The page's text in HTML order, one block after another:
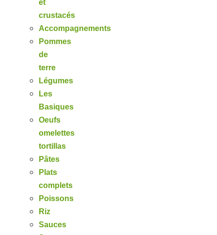
et
crustacés
Accompagnements
Pommes
de
terre
Légumes
Les
Basiques
Oeufs
omelettes
tortillas
Pâtes
Plats
complets
Poissons
Riz
Sauces